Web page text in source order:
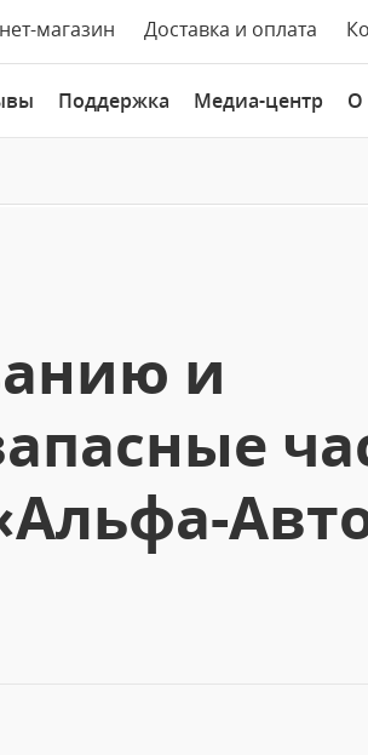
магазин Доставка и оплата
Поддержка Медиа-центр О
и